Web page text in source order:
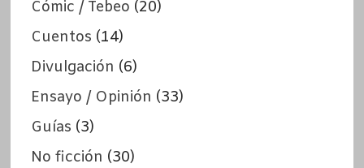
Cómic / Tebeo (20)
Cuentos (14)
Divulgación (6)
Ensayo / Opinión (33)
Guías (3)
No ficción (30)